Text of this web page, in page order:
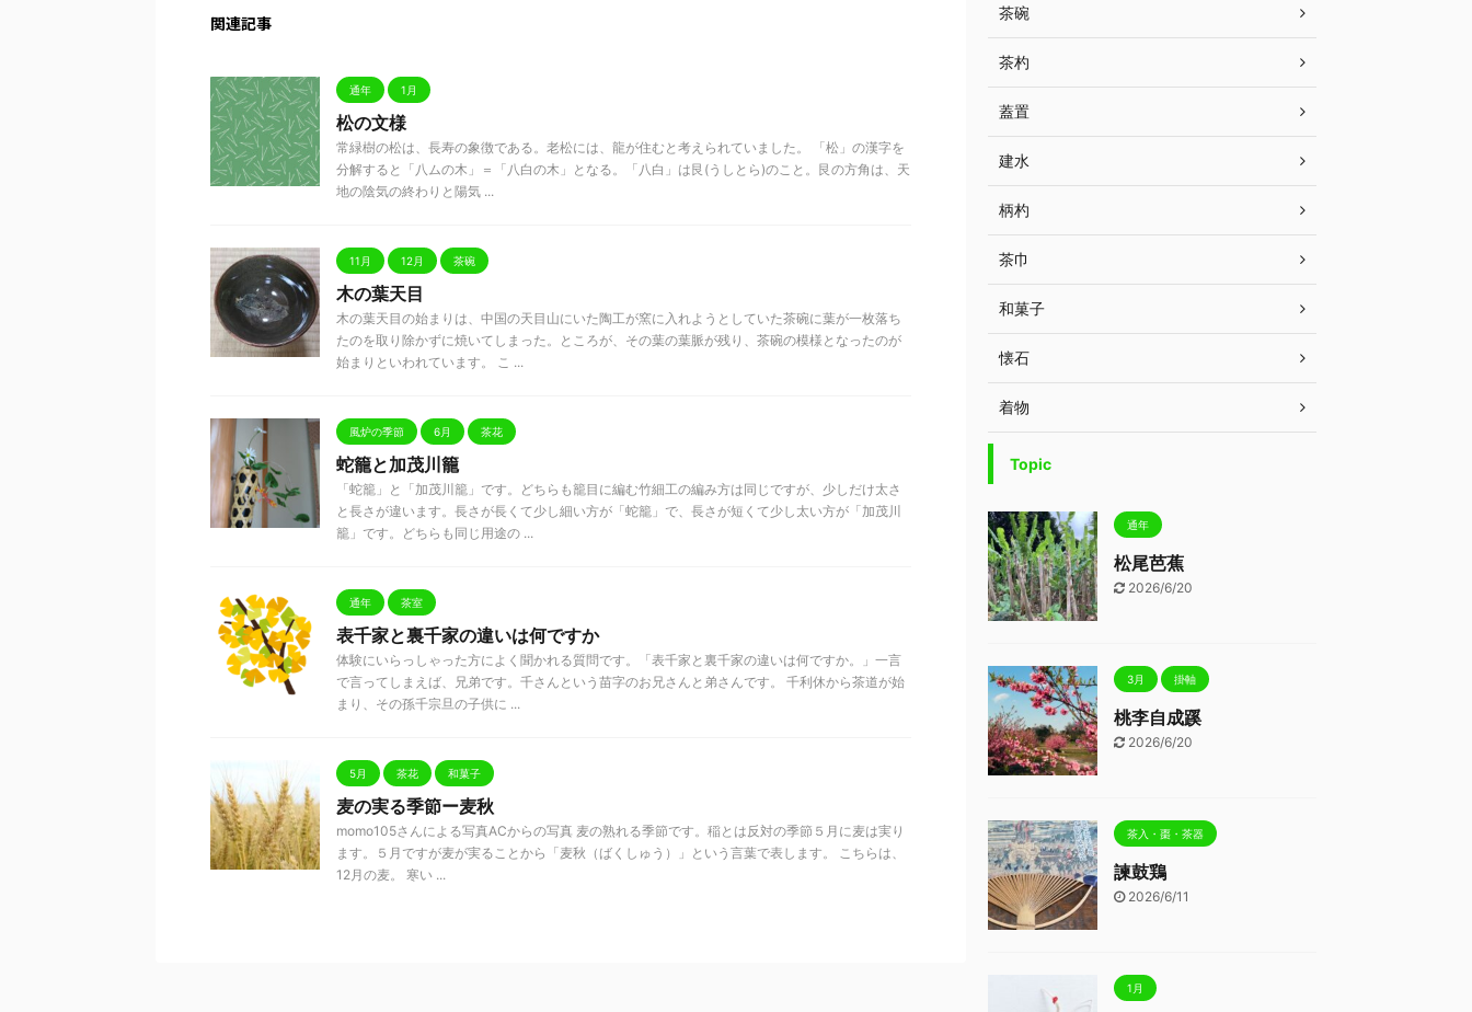
関連記事
通年 1月
松の文様
常緑樹の松は、長寿の象徴である。老松には、龍が住むと考えられていました。 「松」の漢字を
分解すると「八ムの木」＝「八白の木」となる。「八白」は艮(うしとら)のこと。艮の方角は、天
地の陰気の終わりと陽気 ...
11月 12月 茶碗
木の葉天目
木の葉天目の始まりは、中国の天目山にいた陶工が窯に入れようとしていた茶碗に葉が一枚落ち
たのを取り除かずに焼いてしまった。ところが、その葉の葉脈が残り、茶碗の模様となったのが
始まりといわれています。 こ ...
風炉の季節 6月 茶花
蛇籠と加茂川籠
「蛇籠」と「加茂川籠」です。どちらも籠目に編む竹細工の編み方は同じですが、少しだけ太さ
と長さが違います。長さが長くて少し細い方が「蛇籠」で、長さが短くて少し太い方が「加茂川
籠」です。どちらも同じ用途の ...
通年 茶室
表千家と裏千家の違いは何ですか
体験にいらっしゃった方によく聞かれる質問です。「表千家と裏千家の違いは何ですか。」一言
で言ってしまえば、兄弟です。千さんという苗字のお兄さんと弟さんです。 千利休から茶道が始
まり、その孫千宗旦の子供に ...
5月 茶花 和菓子
麦の実る季節ー麦秋
momo105さんによる写真ACからの写真 麦の熟れる季節です。稲とは反対の季節５月に麦は実り
ます。５月ですが麦が実ることから「麦秋（ばくしゅう）」という言葉で表します。 こちらは、
12月の麦。 寒い ...
茶碗
茶杓
蓋置
建水
柄杓
茶巾
和菓子
懐石
着物
Topic
通年
松尾芭蕉
2026/6/20
3月 掛軸
桃李自成蹊
2026/6/20
茶入・棗・茶器
諫鼓鶏
2026/6/11
1月